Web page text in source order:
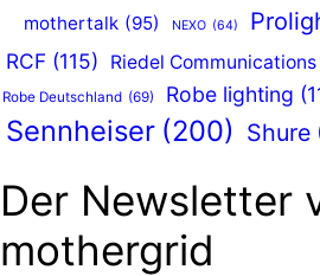
mothertalk (95) NEXO (64)
RCF (115) Riedel Communications
Robe Deutschland (69) Robe lighting
Sennheiser (200) Shure
Der Newsletter
mothergrid